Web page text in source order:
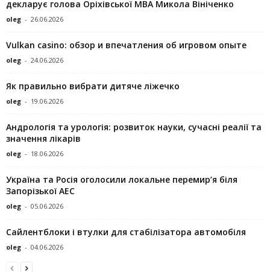
декларує голова Оріхівської МВА Микола Вініченко
oleg - 26.06.2026
Vulkan casino: обзор и впечатления об игровом опыте
oleg - 24.06.2026
Як правильно вибрати дитяче ліжечко
oleg - 19.06.2026
Андрологія та урологія: розвиток науки, сучасні реалії та
значення лікарів
oleg - 18.06.2026
Україна та Росія оголосили локальне перемир’я біля
Запорізької АЕС
oleg - 05.06.2026
Сайлентблоки і втулки для стабілізатора автомобіля
oleg - 04.06.2026